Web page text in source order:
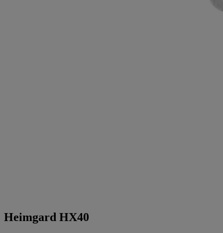
Heimgard HX40